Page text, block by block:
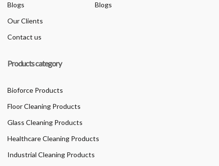
Blogs
Our Clients
Contact us
Blogs
Products category
Bioforce Products
Floor Cleaning Products
Glass Cleaning Products
Healthcare Cleaning Products
Industrial Cleaning Products